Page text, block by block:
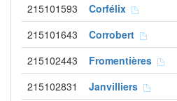
215101593 Corfélix
215101643 Corrobert
215102443 Fromentières
215102831 Janvilliers